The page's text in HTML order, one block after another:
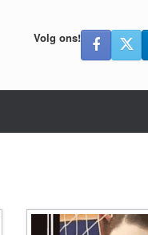
Volg ons!